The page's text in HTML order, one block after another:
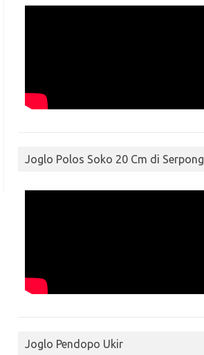
Joglo Polos Soko 20 Cm di Serpong
Joglo Pendopo Ukir